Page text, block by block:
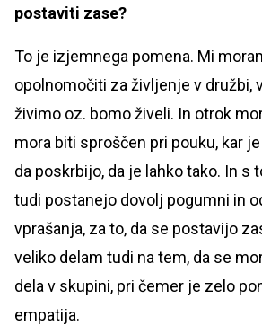
postaviti zase?
To je izjemnega pomena. Mi
opolnomočiti za življenje v družbi,
živimo oz. bomo živeli. In otrok
mora biti sproščen pri pouku, kar
da poskrbijo, da je lahko tako. In s
tudi postanejo dovolj pogumni in
vprašanja, za to, da se postavijo
veliko delam tudi na tem, da se
dela v skupini, pri čemer je zelo
empatija.